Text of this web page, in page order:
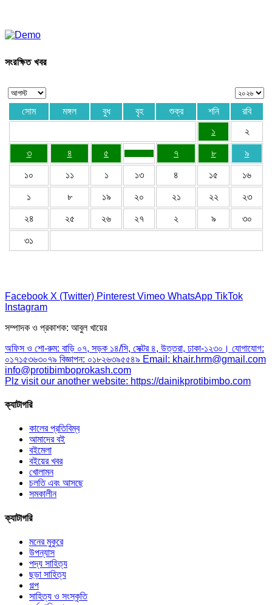
সংরক্ষিত খবর
সোম মঙ্গল বুধ বৃহ শুক্র শনি
রবি
১
২
৩ ৪ ৫ ৭ ৮ ৯
১০ ১১ ১ ১৩ ৪ ১৫ ১৬
১ ৮ ১৯ ২০ ২১ ২২ ২৩
২৪ ২৫ ২৬ ২৭ ২ ৯ ৩০
৩১
Facebook X (Twitter) Pinterest Vimeo WhatsApp TikTok
Instagram
সম্পাদক ও প্রকাশক: আবুল খায়ের
অফিস ও শো-রুম: বাড়ি ০৭, সড়ক ১৪/সি, সেক্টর ৪, উত্তরা, ঢাকা-১২৩০। যোগাযোগ:
০১৭১৫৩৬৩০৭৯ বিজ্ঞাপন: ০১৮২৬৩৯৫৫৪৯ Email: khair.hrm@gmail.com
info@protibimboprokash.com
Plz visit our another website: https://dainikprotibimbo.com
ক্যাটাগরি
কালের প্রতিবিম্ব
আমাদের বই
বইমেলা
বইয়ের খবর
খোলামন
চলতি এবং আসছে
সমকালীন
ক্যাটাগরি
মনের মুকুরে
উপন্যাস
পদ্য সাহিত্য
ছড়া সাহিত্য
গল্প
সাহিত্য ও সংস্কৃতি